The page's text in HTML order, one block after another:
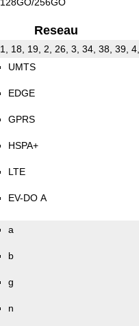
Reseau
1, 18, 19, 2, 26, 3, 34, 38, 39,
UMTS
EDGE
GPRS
HSPA+
LTE
EV-DO A
a
b
g
n